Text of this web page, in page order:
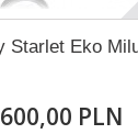
Starlet Eko
PLN